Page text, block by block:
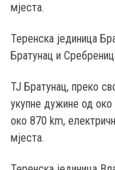
мјеста.
Теренска јединица
Братунац и
ТЈ Братунац, преко
укупне дужине од
око 870 km,
мјеста.